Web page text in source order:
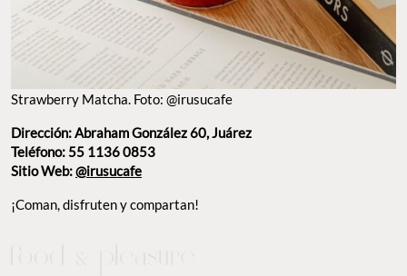
Strawberry Matcha. Foto: @irusucafe
Dirección: Abraham González 60, Juárez
Teléfono: 55 1136 0853
Sitio Web:@irusucafe
¡Coman, disfruten y compartan!